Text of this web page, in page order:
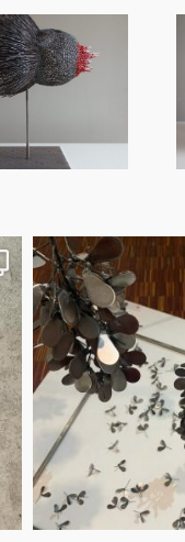
Et sous la pierre… la